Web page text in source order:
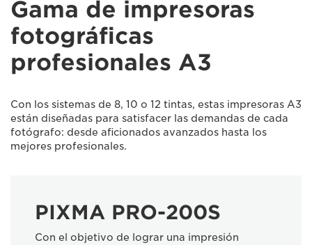
Gama de impresoras
fotográficas
profesionales A3
Con los sistemas de 8, 10 o 12 tintas, estas impresoras A3
están diseñadas para satisfacer las demandas de cada
fotógrafo: desde aficionados avanzados hasta los
mejores profesionales.
PIXMA PRO-200S
Con el objetivo de lograr una impresión